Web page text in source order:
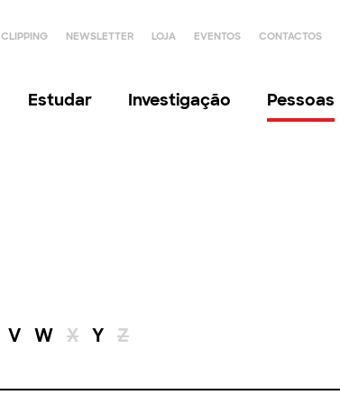
CLIPPING NEWSLETTER LOJA EVENTOS CONTACTOS
Estudar Investigação Pessoas
V W X Y Z